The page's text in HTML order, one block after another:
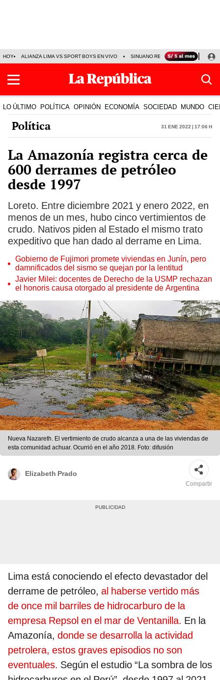
HOY ALIANZA LIMA VS SPORT BOYS EN VIVO SINUANO RESULTADOS HOY
LO ÚLTIMO POLÍTICA OPINIÓN ECONOMÍA SOCIEDAD MUNDO
Política 31 Ene 2022 | 17:06 h
La Amazonía registra cerca de
600 derrames de petróleo
desde 1997
Loreto. Entre diciembre 2021 y enero 2022, en
menos de un mes, hubo cinco vertimientos de
crudo. Nativos piden al Estado el mismo trato
expeditivo que han dado al derrame en Lima.
Gobierno de Fujimori promete viviendas en Junín, pero
damnificados del sismo se quejan por la lentitud
Javier Milei: docentes de Derecho de la USMP rechazan
el honoris causa otorgado al presidente de Argentina
Nueva Nazareth. El vertimiento de crudo alcanza a una de las viviendas de
esta comunidad achuar. Ocurrió en el año 2018. Foto: difusión
Elizabeth Prado
Compartir
Lima está conociendo el efecto devastador del
derrame de petróleo, al haberse vertido más
de once mil barriles de hidrocarburo de la
empresa Repsol en el mar de Ventanilla. En la
Amazonía, donde se desarrolla la actividad
petrolera, estos graves episodios no son
eventuales. Según el estudio “La sombra de los